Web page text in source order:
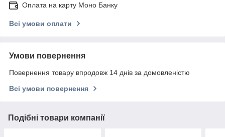
Оплата на карту Моно Банку
Всі умови оплати
Умови повернення
Повернення товару впродовж 14 днів за домовленістю
Всі умови повернення
Подібні товари компанії